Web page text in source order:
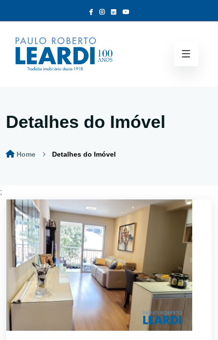
Detalhes do Imóvel
Home Detalhes do Imóvel
;